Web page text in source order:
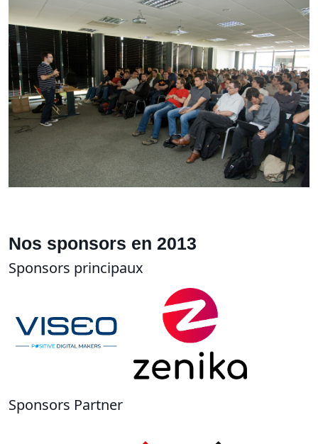
Nos sponsors en 2013
Sponsors principaux
Sponsors Partner